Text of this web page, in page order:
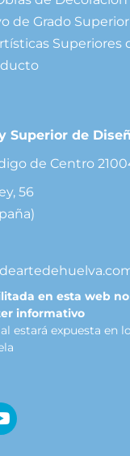
de Grado
Superiores
Superior de
de Centro
56
en esta web
informativo
estará expuesta en